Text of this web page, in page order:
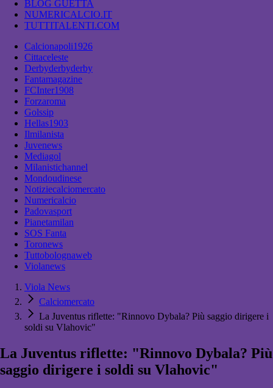
BLOG GUETTA
NUMERICALCIO.IT
TUTTITALENTI.COM
Calcionapoli1926
Cittaceleste
Derbyderbyderby
Fantamagazine
FCInter1908
Forzaroma
Golssip
Hellas1903
Ilmilanista
Juvenews
Mediagol
Milanistichannel
Mondoudinese
Notiziecalciomercato
Numericalcio
Padovasport
Pianetamilan
SOS Fanta
Toronews
Tuttobolognaweb
Violanews
Viola News
Calciomercato
La Juventus riflette: "Rinnovo Dybala? Più saggio dirigere i
soldi su Vlahovic"
La Juventus riflette: "Rinnovo Dybala? Più
saggio dirigere i soldi su Vlahovic"